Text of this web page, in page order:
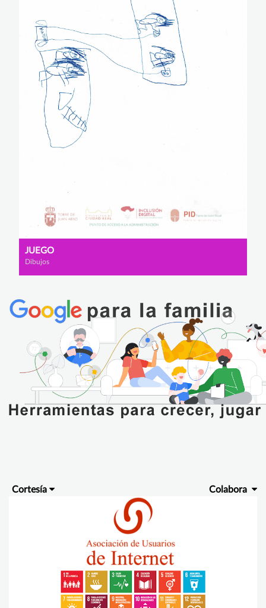
JUEGO
Dibujos
Cortesía Colabora